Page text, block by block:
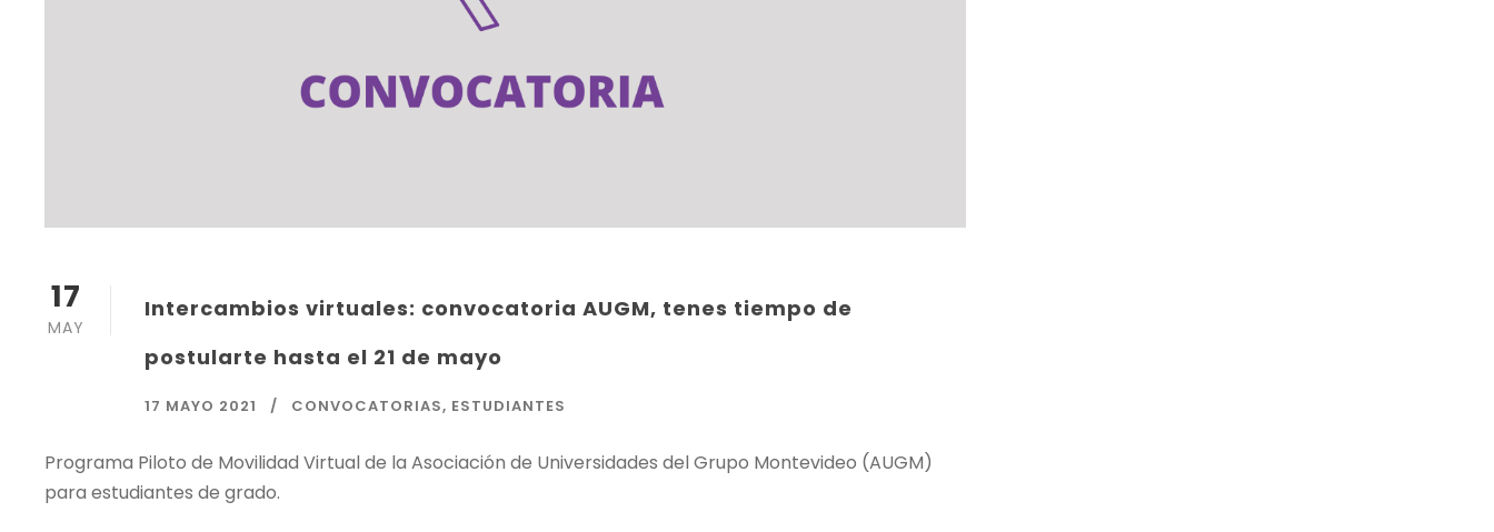
17
MAY
Intercambios virtuales: convocatoria AUGM, tenes tiempo de
postularte hasta el 21 de mayo
17 MAYO 2021 CONVOCATORIAS, ESTUDIANTES
Programa Piloto de Movilidad Virtual de la Asociación de Universidades del Grupo Montevideo (AUGM)
para estudiantes de grado.